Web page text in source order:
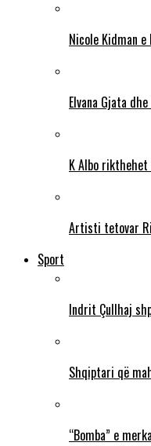
Nicole Kidman
Elvana Gjata
K Albo
Artisti tetovar
Sport
Indrit Çullhaj
Shqiptari që
“Bomba” e